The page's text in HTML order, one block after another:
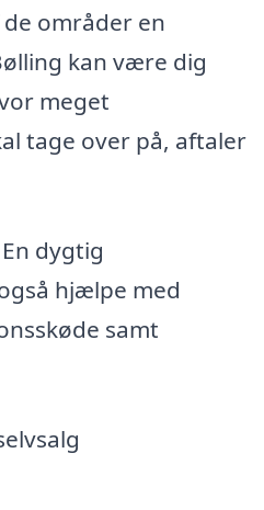
områder en
kan være dig
meget
tage over på, aftaler
dygtig
hjælpe med
samt